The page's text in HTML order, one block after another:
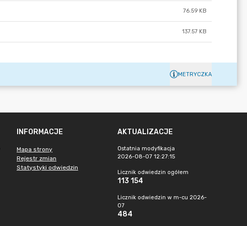
76.59 KB
137.57 KB
METRYCZKA
INFORMACJE
Mapa strony
Rejestr zmian
Statystyki odwiedzin
AKTUALIZACJE
Ostatnia modyfikacja
2026-08-07 12:27:15
Licznik odwiedzin ogółem
113 154
Licznik odwiedzin w m-cu 2026-
07
484